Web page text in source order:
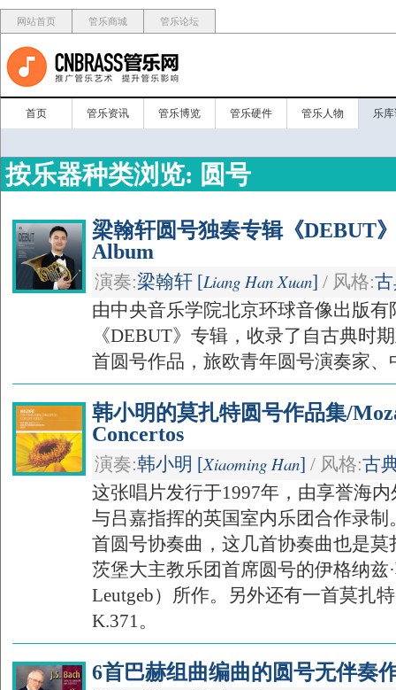
网站首页 管乐商城 管乐论坛
首页 管乐资讯 管乐博览 管乐硬件 管乐人物 乐
按乐器种类浏览: 圆号
梁翰轩圆号独奏专辑《DEBUT
Album
演奏:梁翰轩 [Liang Han Xuan] / 风格:
由中央音乐学院北京环球音像出版
《DEBUT》专辑，收录了自古典时
首圆号作品，旅欧青年圆号演奏家、
韩小明的莫扎特圆号作品集/
Concertos
演奏:韩小明 [Xiaoming Han] / 风格:古
这张唱片发行于1997年，由享誉海
与吕嘉指挥的英国室内乐团合作录
首圆号协奏曲，这几首协奏曲也是
茨堡大主教乐团首席圆号的伊格纳兹
Leutgeb）所作。另外还有一首莫扎
K.371。
6首巴赫组曲编曲的圆号无伴奏